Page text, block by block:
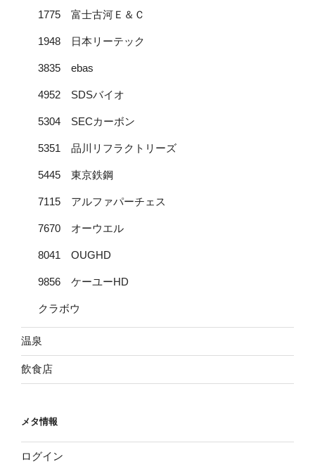
1775 富士古河Ｅ＆Ｃ
1948 日本リーテック
3835 ebas
4952 SDSバイオ
5304 SECカーボン
5351 品川リフラクトリーズ
5445 東京鉄鋼
7115 アルファパーチェス
7670 オーウエル
8041 OUGHD
9856 ケーユーHD
クラボウ
温泉
飲食店
メタ情報
ログイン